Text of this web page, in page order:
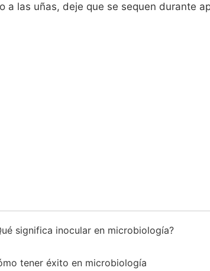
a las uñas, deje que se sequen durante
significa inocular en microbiología?
tener éxito en microbiología